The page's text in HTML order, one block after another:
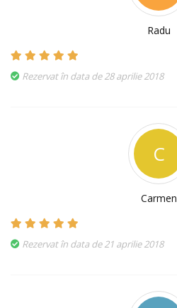
Radu
Rezervat în data de 28 aprilie 2018
C
Carmen
Rezervat în data de 21 aprilie 2018